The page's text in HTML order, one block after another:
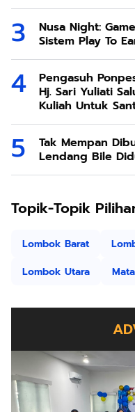
Nusa Night:
Sistem Play To
Pengasuh
Hj. Sari Yuliati Salurkan Bantuan PIP dan KIP
Kuliah Untuk
Tak Mempan
Lendang Bile
Topik-Topik
Lombok Barat
Lombok Utara